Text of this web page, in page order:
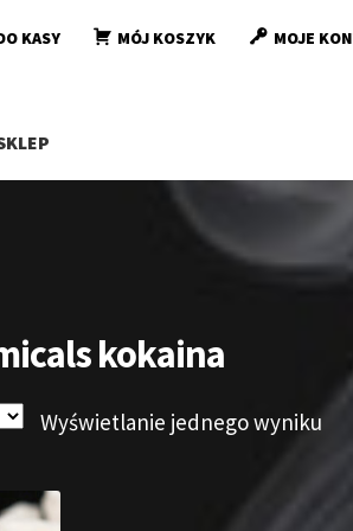
KASY MÓJ KOSZYK MOJE
kokaina
Wyświetlanie jednego wyniku